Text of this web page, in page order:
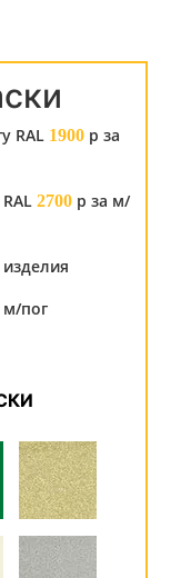
RAL 1900 р за
2700 р за м/
изделия
м/пог